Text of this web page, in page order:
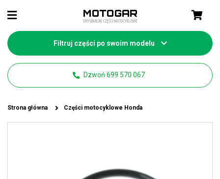
Filtruj części po swoim modelu
Dzwoń 699 570 067
Strona główna Części motocyklowe Honda